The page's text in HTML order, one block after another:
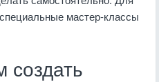
мастер-классы
создать